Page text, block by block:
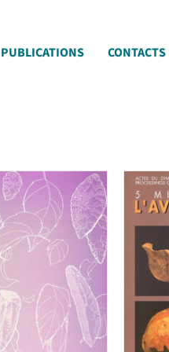
PUBLICATIONS CONTACTS